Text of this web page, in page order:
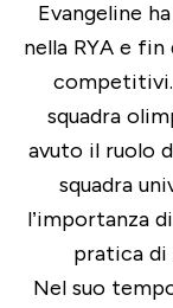
Evangeline
nella RYA e fin
competitivi.
squadra
avuto il ruolo
squadra
l’importanza
pratica di
Nel suo